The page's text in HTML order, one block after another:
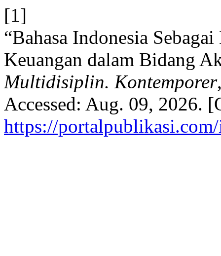
[1]
“Bahasa Indonesia
Keuangan dalam Bidang
Multidisiplin. Kontemporer
Accessed: Aug. 09, 2026.
https://